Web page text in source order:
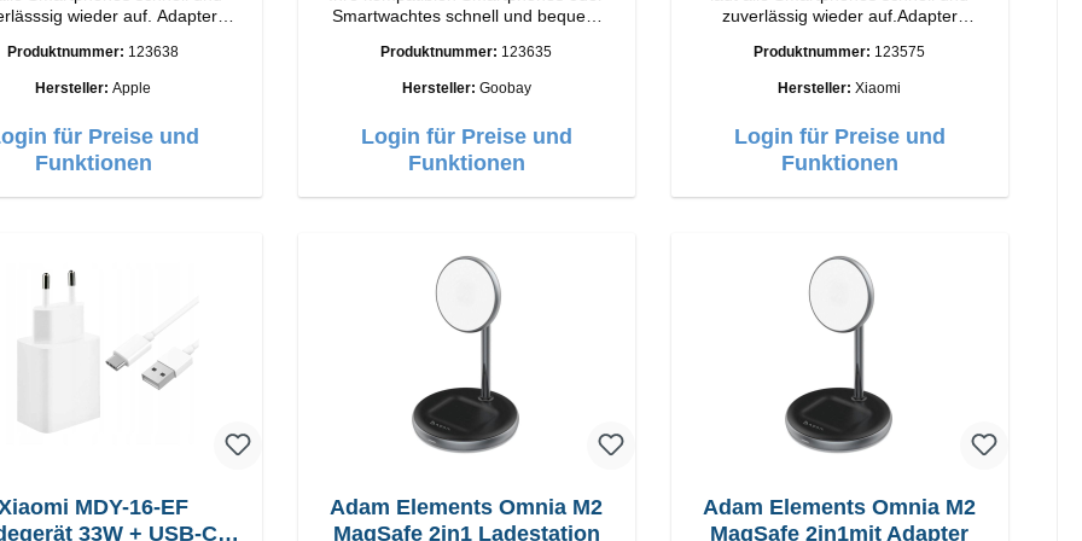
wieder auf. Adapter
Anschlüsse: USB-A
Output: 12W Farbe: Weiss
Produktnummer: 123638
Hersteller:Apple
für Preise und
Funktionen
Smartwachtes schnell und bequem
Farbe: Schwarz
Produktnummer: 123635
Hersteller: Goobay
Login für Preise und
Funktionen
zuverlässig wieder auf.Adapter
Verarbeitung Anschlüsse: USB-A
Weiss
Produktnummer: 123575
Hersteller:Xiaomi
Login für Preise und
Funktionen
MDY-16-EF
33W + USB-C
Adam Elements Omnia M2
MagSafe 2in1 Ladestation
Adam Elements Omnia M2
MagSafe 2in1mit Adapter